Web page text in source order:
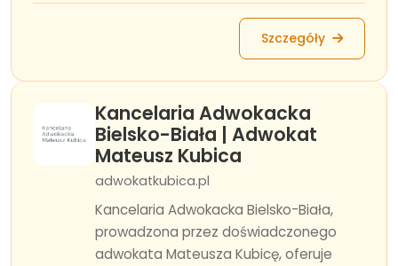
Szczegóły
Kancelaria Adwokacka
Bielsko-Biała | Adwokat
Mateusz Kubica
adwokatkubica.pl
Kancelaria Adwokacka Bielsko-Biała,
prowadzona przez doświadczonego
adwokata Mateusza Kubicę, oferuje